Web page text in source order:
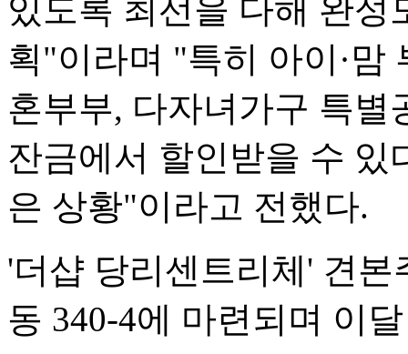
있도록 최선을 다해 완성
획"이라며 "특히 아이·맘
혼부부, 다자녀가구 특별
잔금에서 할인받을 수 있
은 상황"이라고 전했다.
'더샵 당리센트리체' 견
동 340-4에 마련되며 이